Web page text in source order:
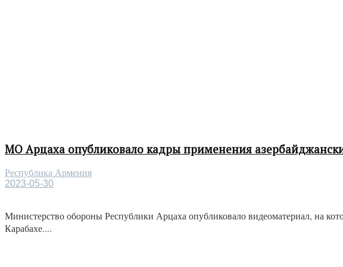
МО Арцаха опубликовало кадры применения
Республика Армения
2023-05-30
Министерство обороны Республики Арцаха опубликовало видеоматериал, на
Карабахе....